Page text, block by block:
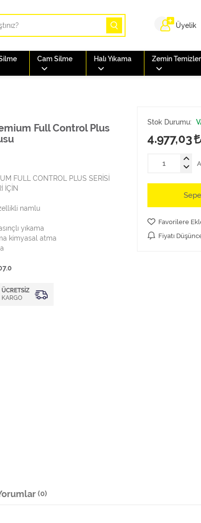
Üyelik
Cam Silme Halı Yıkama Zemin
Full Control Plus
FULL CONTROL PLUS SERİSİ
İÇİN
namlu
yıkama
kimyasal atma
ÜCRETSIZ
KARGO
Stok Durumu:
4.977,03
Favorilere
Fiyatı
(0)